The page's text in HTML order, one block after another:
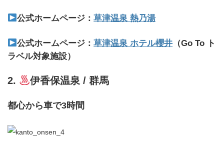
公式ホームページ：草津温泉 熱乃湯
公式ホームページ：草津温泉 ホテル櫻井 （Go To ト
ラベル対象施設）
2. 伊香保温泉 / 群馬
都心から車で3時間